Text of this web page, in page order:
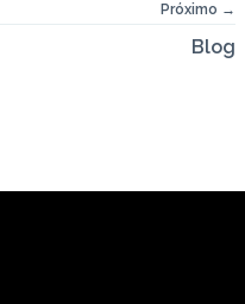
Próximo →
Blog